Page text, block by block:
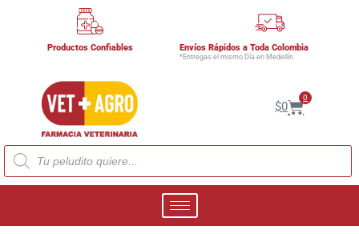
Productos Confiables Envíos Rápidos a Toda Colombia
*Entregas el mismo Día en Medellín
$0
0